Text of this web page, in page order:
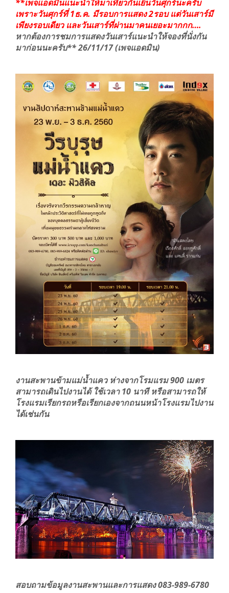
**เพจแอดมินแนะนำให้มาเที่ยวกันเย็นวันศุกร์นะครับ
เพราะวันศุกร์ที่ 1ธ.ค. มีรอบการแสดง 2รอบ แต่วันเสาร์มี
เพียงรอบเดียว และวันเสาร์ที่ผ่านมาคนเยอะมากกก….
หากต้องการชมการแสดงวันเสาร์แนะนำให้จองที่นั่งกัน
มาก่อนนะครับ** 26/11/17 (เพจแอดมิน)
งานสะพานข้ามแม่น้ำแคว ห่างจากโรมแรม 900 เมตร
สามารถเดินไปงานได้ ใช้เวลา 10 นาที หรือสามารถให้
โรงแรมเรียกรถหรือเรียกเองจากถนนหน้าโรงแรมไปงาน
ได้เช่นกัน
สอบถามข้อมูลงานสะพานและการแสดง 083-989-6780